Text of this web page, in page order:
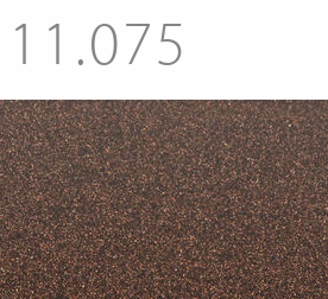
11.075